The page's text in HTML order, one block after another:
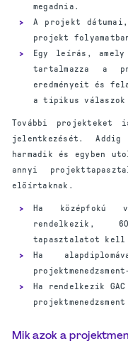
megadnia.
A projekt
projekt
Egy leírás,
tartalmazza a
eredményeit és
a tipikus válaszok
További projekteket
jelentkezését.
harmadik és egyben
annyi
előírtaknak.
Ha középfokú
rendelkezik, 60
tapasztalatot kell
Ha
Ha rendelkezik
Mik azok a